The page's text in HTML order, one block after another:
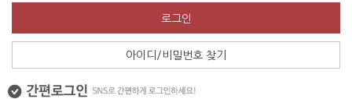
로그인
아이디/비밀번호 찾기